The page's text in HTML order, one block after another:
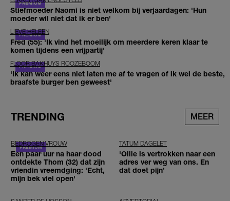
Stiefmoeder Naomi is niet welkom bij verjaardagen: 'Hun
moeder wil niet dat ik er ben'
LIEVE HELEEN
Fred (55): 'Ik vind het moeilijk om meerdere keren klaar te
komen tijdens een vrijpartij'
FLOOR BAKHUYS ROOZEBOOM
'Ik kan weer eens niet laten me af te vragen of ik wel de beste,
braafste burger ben geweest'
TRENDING MEER
BEDROGEN VROUW
Een paar uur na haar dood
ontdekte Thom (32) dat zijn
vriendin vreemdging: 'Echt,
mijn bek viel open'
TATUM DAGELET
'Ollie is vertrokken naar een
adres ver weg van ons. En
dat doet pijn’